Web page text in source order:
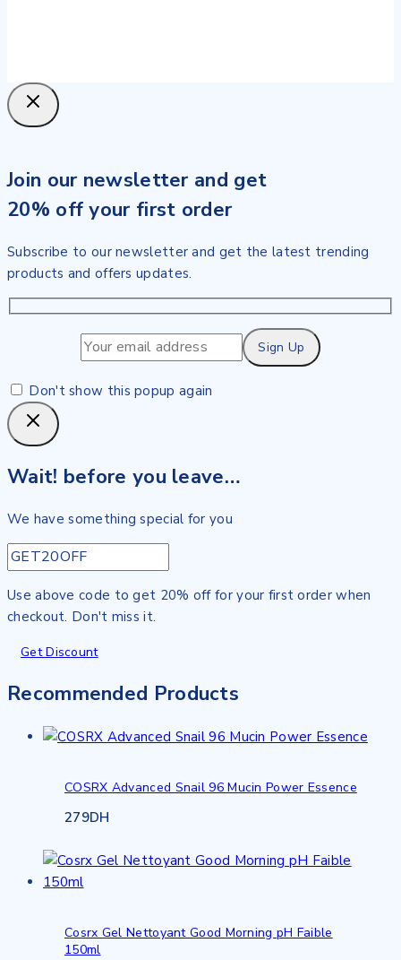
Join our newsletter and get
20% off your first order
Subscribe to our newsletter and get the latest trending
products and offers updates.
Don't show this popup again
Wait! before you leave…
We have something special for you
Use above code to get 20% off for your first order when
checkout. Don't miss it.
Get Discount
Recommended Products
COSRX Advanced Snail 96 Mucin Power Essence
279DH
Cosrx Gel Nettoyant Good Morning pH Faible
150ml